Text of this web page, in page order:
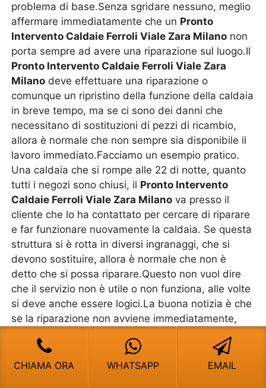
problema di base.Senza sgridare nessuno, meglio
affermare immediatamente che un Pronto
Intervento Caldaie Ferroli Viale Zara Milano non
porta sempre ad avere una riparazione sul luogo.Il
Pronto Intervento Caldaie Ferroli Viale Zara
Milano deve effettuare una riparazione o
comunque un ripristino della funzione della caldaia
in breve tempo, ma se ci sono dei danni che
necessitano di sostituzioni di pezzi di ricambio,
allora è normale che non sempre sia disponibile il
lavoro immediato.Facciamo un esempio pratico.
Una caldaia che si rompe alle 22 di notte, quanto
tutti i negozi sono chiusi, il Pronto Intervento
Caldaie Ferroli Viale Zara Milano va presso il
cliente che lo ha contattato per cercare di riparare
e far funzionare nuovamente la caldaia. Se questa
struttura si è rotta in diversi ingranaggi, che si
devono sostituire, allora è normale che non è
detto che si possa riparare.Questo non vuol dire
che il servizio non è utile o non funziona, alle volte
si deve anche essere logici.La buona notizia è che
se la riparazione non avviene immediatamente,
allora si ha una forte detrazione sul lavoro finale
che viene pagato solo quando “arriva” e si monta il
pezzo o i pezzi di ricambio che sono stati
CHIAMA ORA WHATSAPP EMAIL